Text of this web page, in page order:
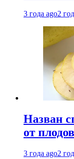
3 года ago2
Назван
от
3 года ago2